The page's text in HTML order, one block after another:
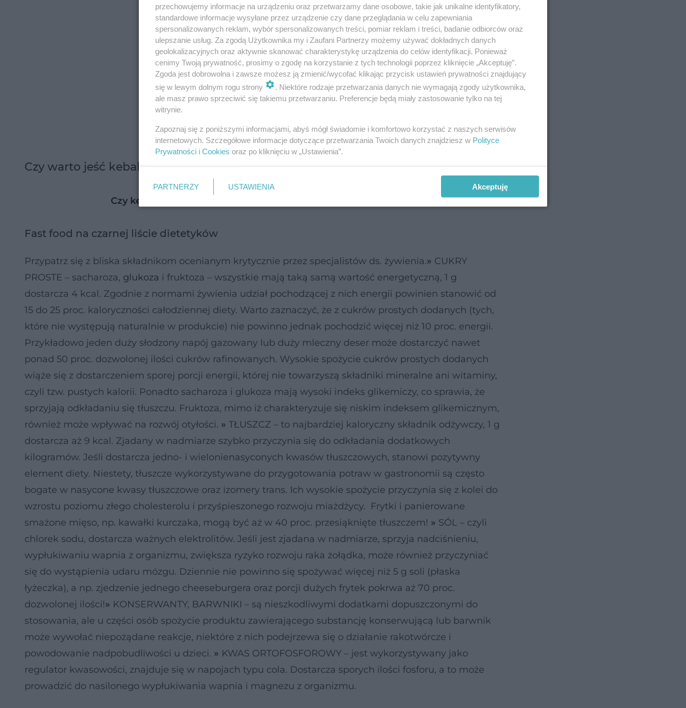
Czy warto jeść kebab? Odpowiada doktor Ania [#TOWIDEO]
Czy kebab jest zdrowy?
Fast food na czarnej liście dietetyków
Przypatrz się z bliska składnikom ocenianym krytycznie przez specjalistów ds. żywienia.» CUKRY
PROSTE – sacharoza, glukoza i fruktoza – wszystkie mają taką samą wartość energetyczną, 1 g
dostarcza 4 kcal. Zgodnie z normami żywienia udział pochodzącej z nich energii powinien stanowić od
15 do 25 proc. kaloryczności całodziennej diety. Warto zaznaczyć, że z cukrów prostych dodanych (tych,
które nie występują naturalnie w produkcie) nie powinno jednak pochodzić więcej niż 10 proc. energii.
Przykładowo jeden duży słodzony napój gazowany lub duży mleczny deser może dostarczyć nawet
ponad 50 proc. dozwolonej ilości cukrów rafinowanych. Wysokie spożycie cukrów prostych dodanych
wiąże się z dostarczeniem sporej porcji energii, której nie towarzyszą składniki mineralne ani witaminy,
czyli tzw. pustych kalorii. Ponadto sacharoza i glukoza mają wysoki indeks glikemiczy, co sprawia, że
sprzyjają odkładaniu się tłuszczu. Fruktoza, mimo iż charakteryzuje się niskim indeksem glikemicznym,
również może wpływać na rozwój otyłości. » TŁUSZCZ – to najbardziej kaloryczny składnik odżywczy, 1 g
dostarcza aż 9 kcal. Zjadany w nadmiarze szybko przyczynia się do odkładania dodatkowych
kilogramów. Jeśli dostarcza jedno- i wielonienasyconych kwasów tłuszczowych, stanowi pozytywny
element diety. Niestety, tłuszcze wykorzystywane do przygotowania potraw w gastronomii są często
bogate w nasycone kwasy tłuszczowe oraz izomery trans. Ich wysokie spożycie przyczynia się z kolei do
wzrostu poziomu złego cholesterolu i przyśpieszonego rozwoju miażdżycy. Frytki i panierowane
smażone mięso, np. kawałki kurczaka, mogą być aż w 40 proc. przesiąknięte tłuszczem! » SÓL – czyli
chlorek sodu, dostarcza ważnych elektrolitów. Jeśli jest zjadana w nadmiarze, sprzyja nadciśnieniu,
wypłukiwaniu wapnia z organizmu, zwiększa ryzyko rozwoju raka żołądka, może również przyczyniać
się do wystąpienia udaru mózgu. Dziennie nie powinno się spożywać więcej niż 5 g soli (płaska
łyżeczka), a np. zjedzenie jednego cheeseburgera oraz porcji dużych frytek pokrwa aż 70 proc.
dozwolonej ilości!» KONSERWANTY, BARWNIKI – są nieszkodliwymi dodatkami dopuszczonymi do
stosowania, ale u części osób spożycie produktu zawierającego substancję konserwującą lub barwnik
może wywołać niepożądane reakcje, niektóre z nich podejrzewa się o działanie rakotwórcze i
powodowanie nadpobudliwości u dzieci. » KWAS ORTOFOSFOROWY – jest wykorzystywany jako
regulator kwasowości, znajduje się w napojach typu cola. Dostarcza sporych ilości fosforu, a to może
prowadzić do nasilonego wypłukiwania wapnia i magnezu z organizmu.
przechowujemy informacje na urządzeniu oraz przetwarzamy dane osobowe, takie jak unikalne identyfikatory,
standardowe informacje wysyłane przez urządzenie czy dane przeglądania w celu zapewniania
spersonalizowanych reklam, wybór spersonalizowanych treści, pomiar reklam i treści, badanie odbiorców oraz
ulepszanie usług. Za zgodą Użytkownika my i Zaufani Partnerzy możemy używać dokładnych danych
geolokalizacyjnych oraz aktywnie skanować charakterystykę urządzenia do celów identyfikacji. Ponieważ
cenimy Twoją prywatność, prosimy o zgodę na korzystanie z tych technologii poprzez kliknięcie „Akceptuję”.
Zgoda jest dobrowolna i zawsze możesz ją zmienić/wycofać klikając przycisk ustawień prywatności znajdujący
się w lewym dolnym rogu strony
. Niektóre rodzaje przetwarzania danych nie wymagają zgody użytkownika,
ale masz prawo sprzeciwić się takiemu przetwarzaniu. Preferencje będą miały zastosowanie tylko na tej
witrynie.
Zapoznaj się z poniższymi informacjami, abyś mógł świadomie i komfortowo korzystać z naszych serwisów
internetowych. Szczegółowe informacje dotyczące przetwarzania Twoich danych znajdziesz w Polityce
Prywatności i Cookies oraz po kliknięciu w „Ustawienia”.
PARTNERZY USTAWIENIA Akceptuję